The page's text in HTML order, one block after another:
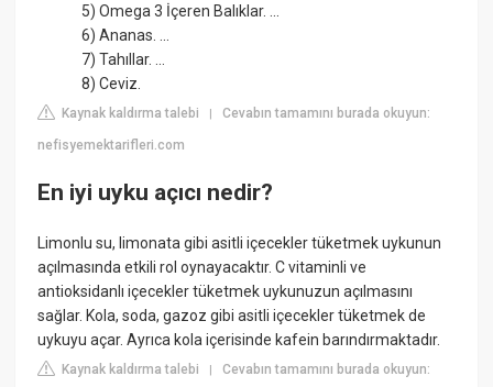
5) Omega 3 İçeren Balıklar. ...
6) Ananas. ...
7) Tahıllar. ...
8) Ceviz.
Kaynak kaldırma talebi |Cevabın tamamını burada okuyun:
nefisyemektarifleri.com
En iyi uyku açıcı nedir?
Limonlu su, limonata gibi asitli içecekler tüketmek uykunun
açılmasında etkili rol oynayacaktır. C vitaminli ve
antioksidanlı içecekler tüketmek uykunuzun açılmasını
sağlar. Kola, soda, gazoz gibi asitli içecekler tüketmek de
uykuyu açar. Ayrıca kola içerisinde kafein barındırmaktadır.
Kaynak kaldırma talebi |Cevabın tamamını burada okuyun: